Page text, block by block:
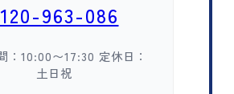
963-086
：10:00〜17:30 定休日：
土日祝